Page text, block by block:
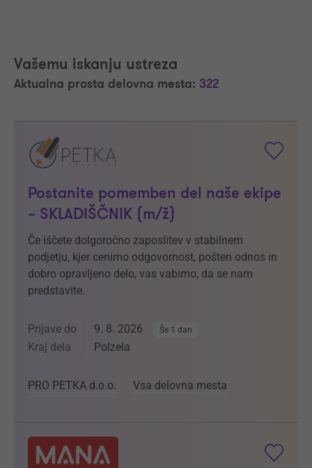
Vašemu iskanju ustreza
Aktualna prosta delovna mesta: 322
Postanite pomemben del naše ekipe
– SKLADIŠČNIK (m/ž)
Če iščete dolgoročno zaposlitev v stabilnem
podjetju, kjer cenimo odgovornost, pošten odnos in
dobro opravljeno delo, vas vabimo, da se nam
predstavite.
Prijave do 9. 8. 2026 Še 1 dan
Kraj dela Polzela
PRO PETKA d.o.o. Vsa delovna mesta